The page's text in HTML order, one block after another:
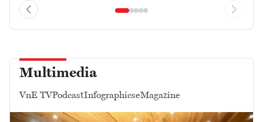
Multimedia
VnE TVPodcastInfographicseMagazine